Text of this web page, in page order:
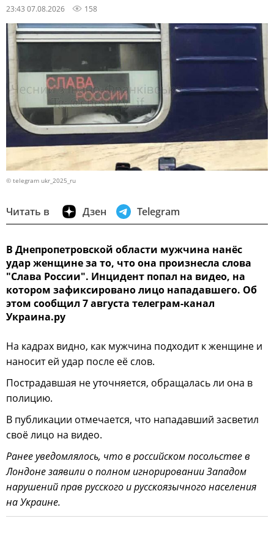
23:43 07.08.2026 158
© telegram ukr_2025_ru
Читать в Дзен Telegram
В Днепропетровской области мужчина нанёс
удар женщине за то, что она произнесла слова
"Слава России". Инцидент попал на видео, на
котором зафиксировано лицо нападавшего. Об
этом сообщил 7 августа телеграм-канал
Украина.ру
На кадрах видно, как мужчина подходит к женщине и
наносит ей удар после её слов.
Пострадавшая не уточняется, обращалась ли она в
полицию.
В публикации отмечается, что нападавший засветил
своё лицо на видео.
Ранее уведомлялось, что в российском посольстве в
Лондоне заявили о полном игнорировании Западом
нарушений прав русского и русскоязычного населения
на Украине.